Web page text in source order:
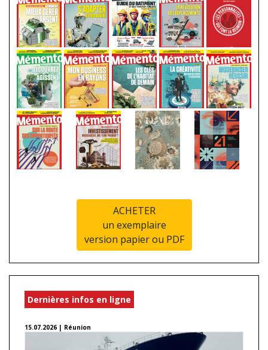
ACHETER
un exemplaire
version papier ou PDF
Dernières infos en ligne
15.07.2026 | Réunion